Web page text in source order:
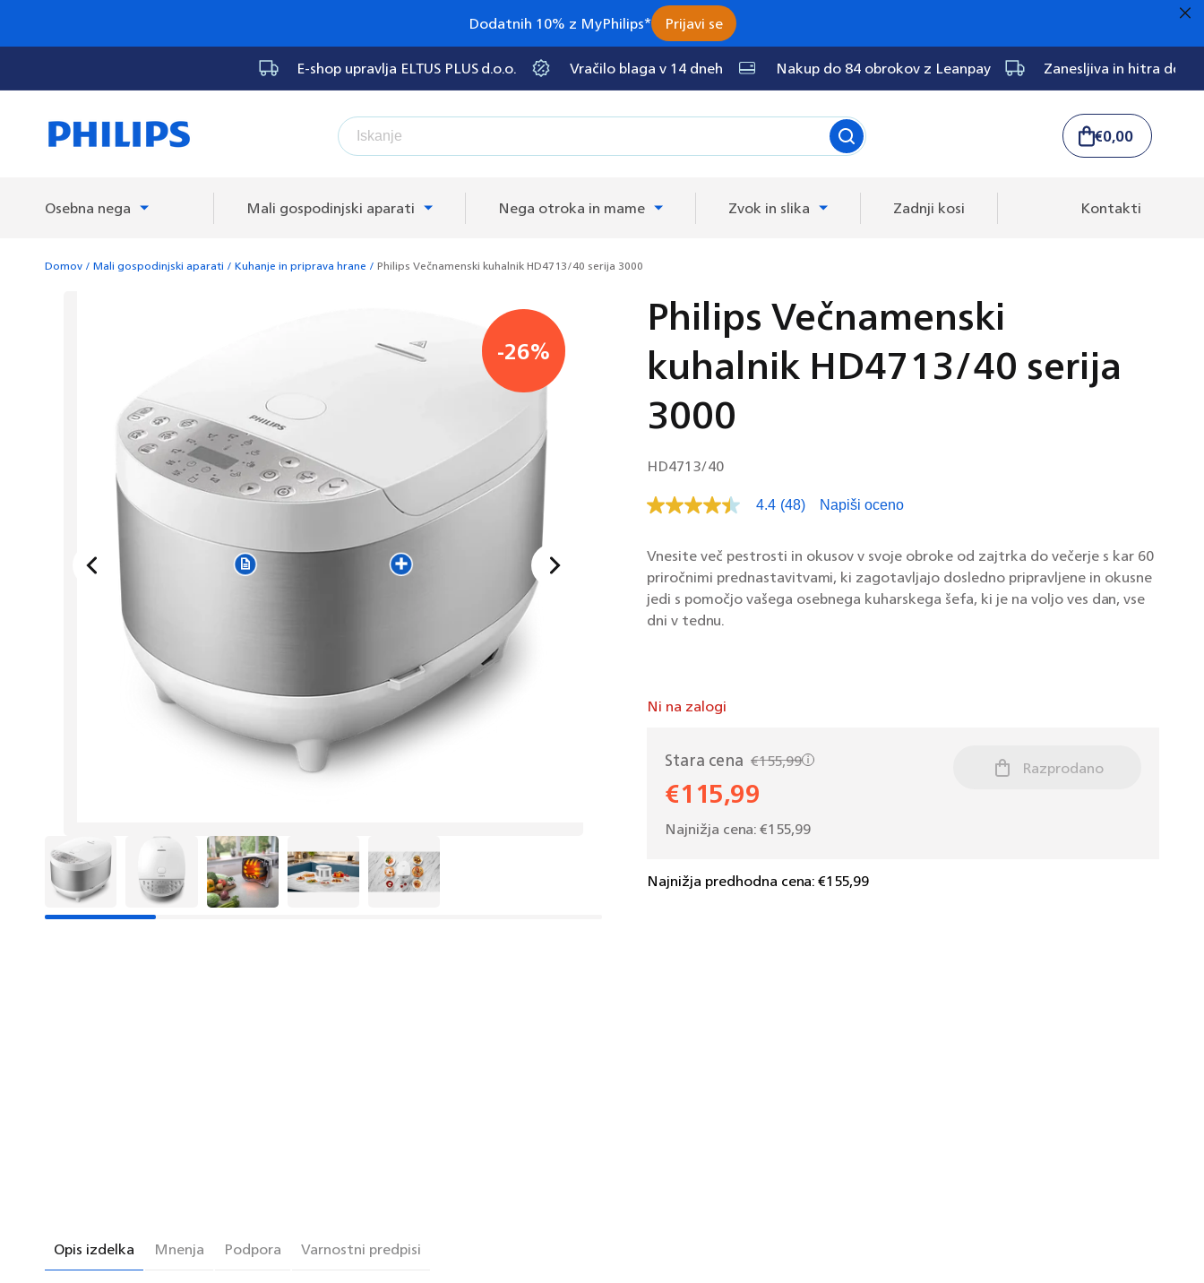
Dodatnih 10% z MyPhilips*
Prijavi se
E-shop upravlja ELTUS PLUS d.o.o.
Vračilo blaga v 14 dneh Nakup do 84 obrokov z Leanpay Zanesljiva in hitra
€0,00
Košarica
Osebna nega Mali gospodinjski aparati Nega otroka in mame Zvok in slika Zadnji kosi Kontakti
Domov/Mali gospodinjski aparati /Kuhanje in priprava hrane /Philips Večnamenski kuhalnik HD4713/40 serija 3000
-26%
Philips Večnamenski
kuhalnik HD4713/40 serija
3000
SKU:
HD4713/40
4.4 Prebranih
Povezava
na
isto
stran.
(48) Napiši oceno
Vnesite več pestrosti in okusov v svoje obroke od zajtrka do večerje s kar 60
priročnimi prednastavitvami, ki zagotavljajo dosledno pripravljene in okusne
jedi s pomočjo vašega osebnega kuharskega šefa, ki je na voljo ves dan, vse
dni v tednu.
Ni na zalogi
Redna
cena
Stara cena €155,99
Znižana
cena
€115,99
Najnižja cena:€155,99
Razprodano
Najnižja predhodna cena:€155,99
Opis izdelka Mnenja Podpora Varnostni predpisi